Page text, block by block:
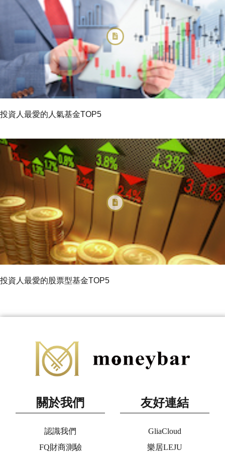
投資人最愛的人氣基金TOP5
投資人最愛的股票型基金TOP5
關於我們
認識我們
FQ財商測驗
友好連結
GliaCloud
樂居LEJU